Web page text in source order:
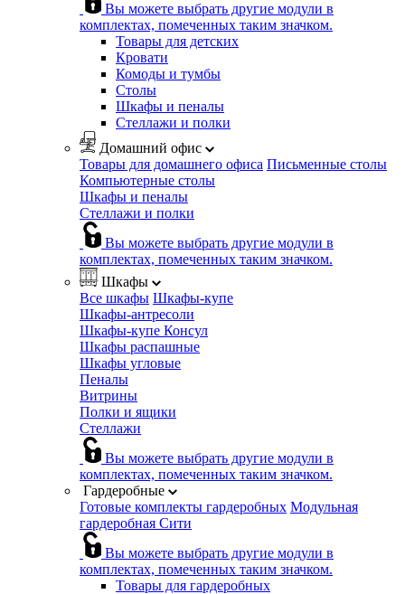
Вы можете выбрать другие модули в
комплектах, помеченных таким значком.
Товары для детских
Кровати
Комоды и тумбы
Столы
Шкафы и пеналы
Стеллажи и полки
Домашний офис
Товары для домашнего офиса Письменные столы
Компьютерные столы
Шкафы и пеналы
Стеллажи и полки
Вы можете выбрать другие модули в
комплектах, помеченных таким значком.
Шкафы
Все шкафы Шкафы-купе
Шкафы-антресоли
Шкафы-купе Консул
Шкафы распашные
Шкафы угловые
Пеналы
Витрины
Полки и ящики
Стеллажи
Вы можете выбрать другие модули в
комплектах, помеченных таким значком.
Гардеробные
Готовые комплекты гардеробных Модульная
гардеробная Сити
Вы можете выбрать другие модули в
комплектах, помеченных таким значком.
Товары для гардеробных